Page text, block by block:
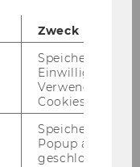
Zweck
Speichert Ihre
Einwilligung zur
Verwendung von
Cookies.
Speichert ob ein
Popup
geschlossen